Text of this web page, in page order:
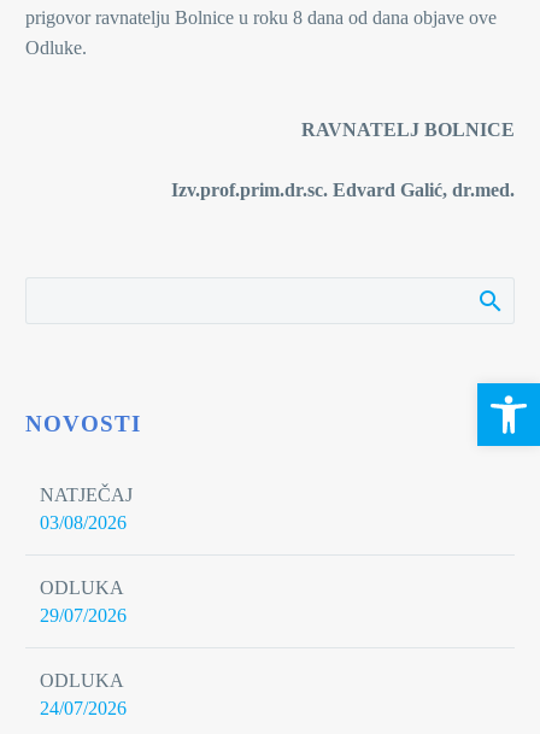
prigovor ravnatelju Bolnice u roku 8 dana od dana objave ove
Odluke.
RAVNATELJ BOLNICE
Izv.prof.prim.dr.sc. Edvard Galić, dr.med.
NOVOSTI
NATJEČAJ
03/08/2026
ODLUKA
29/07/2026
ODLUKA
24/07/2026